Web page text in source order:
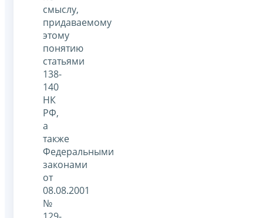
смыслу,
придаваемому
этому
понятию
статьями
138-
140
НК
РФ,
а
также
Федеральными
законами
от
08.08.2001
№